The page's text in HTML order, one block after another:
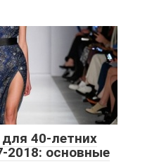
40-летних
2018: основные